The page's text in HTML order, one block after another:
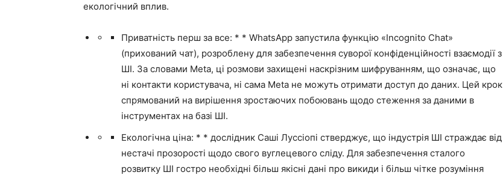
екологічний вплив.
Приватність перш за все: * * WhatsApp запустила функцію «Incognito Chat»
(прихований чат), розроблену для забезпечення суворої конфіденційності взаємодії з
ШІ. За словами Meta, ці розмови захищені наскрізним шифруванням, що означає, що
ні контакти користувача, ні сама Meta не можуть отримати доступ до даних. Цей крок
спрямований на вирішення зростаючих побоювань щодо стеження за даними в
інструментах на базі ШІ.
Екологічна ціна: * * дослідник Саші Луссіопі стверджує, що індустрія ШІ страждає від
нестачі прозорості щодо свого вуглецевого сліду. Для забезпечення сталого
розвитку ШІ гостро необхідні більш якісні дані про викиди і більш чітке розуміння